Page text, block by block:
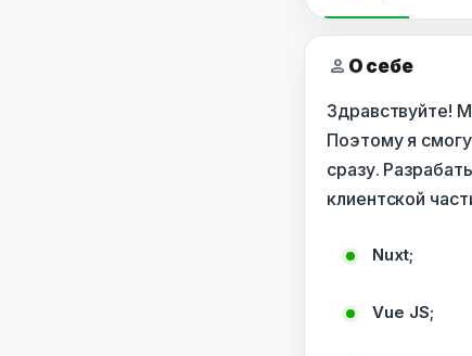
person О себе
Здравствуйте!
Поэтому я
сразу.
клиентской
Nuxt;
Vue JS;